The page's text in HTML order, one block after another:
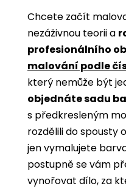
Chcete začít
nezáživnou teorii a
profesionálního
malování podle
který nemůže být
objednáte sadu
s předkresleným
rozdělili do spousty
jen vymalujete
postupně se vám
vynořovat dílo, za